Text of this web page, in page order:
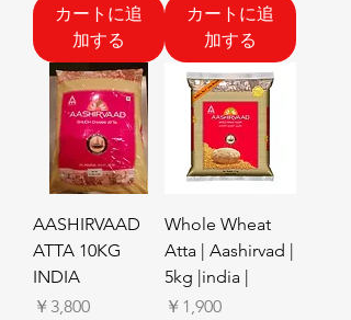
カートに追
加する
カートに追
加する
AASHIRVAAD
ATTA 10KG
INDIA
価格
￥3,800
Whole Wheat
Atta | Aashirvad |
5kg |india |
価格
￥1,900